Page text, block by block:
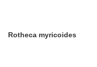
Rotheca myricoides